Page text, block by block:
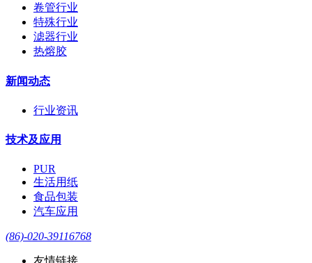
卷管行业
特殊行业
滤器行业
热熔胶
新闻动态
行业资讯
技术及应用
PUR
生活用纸
食品包装
汽车应用
(86)-020-39116768
友情链接